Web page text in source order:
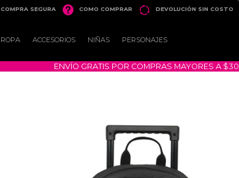
COMPRA SEGURA  COMO COMPRAR  DEVOLUCIÓN SIN COSTO
ROPA ACCESORIOS NIÑAS PERSONAJES
ENVÍO GRATIS POR COMPRAS MAYORES A $30